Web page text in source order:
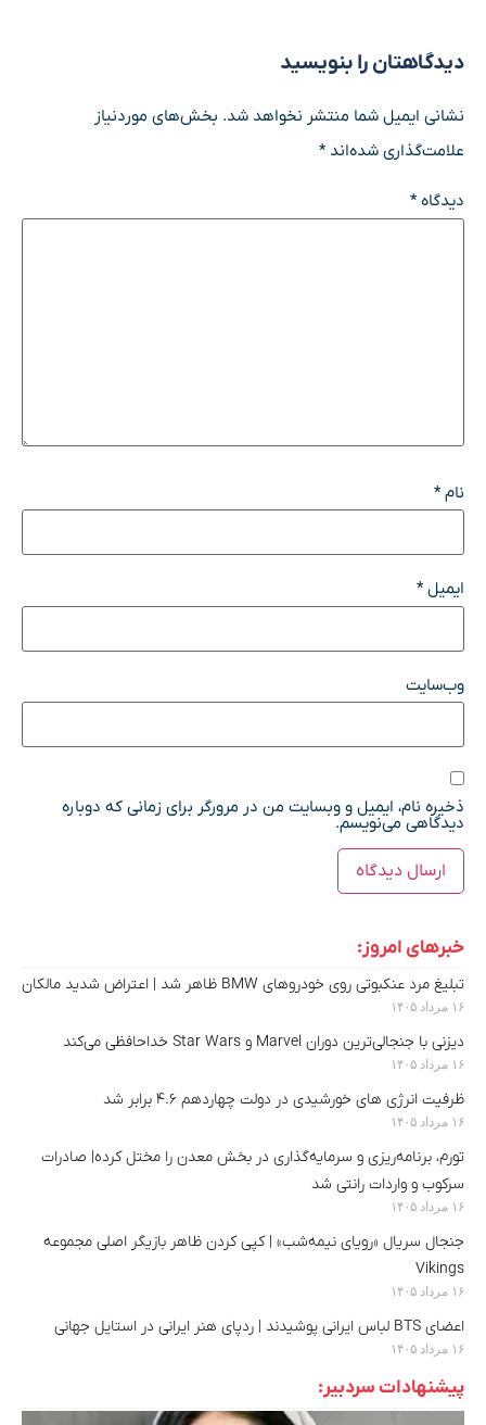
دیدگاهتان را بنویسید
نشانی ایمیل شما منتشر نخواهد شد. بخش‌های موردنیاز
علامت‌گذاری شده‌اند*
دیدگاه*
نام*
ایمیل*
وب‌سایت
ذخیره نام، ایمیل و وبسایت من در مرورگر برای زمانی که دوباره
دیدگاهی می‌نویسم.
خبرهای امروز:
تبلیغ مرد عنکبوتی روی خودروهای BMW ظاهر شد | اعتراض شدید مالکان
۱۶ مرداد ۱۴۰۵
دیزنی با جنجالی‌ترین دوران Marvel و Star Wars خداحافظی می‌کند
۱۶ مرداد ۱۴۰۵
ظرفیت انرژی های خورشیدی در دولت چهاردهم ۴.۶ برابر شد
۱۶ مرداد ۱۴۰۵
تورم، برنامه‌ریزی و سرمایه‌گذاری در بخش معدن را مختل کرده| صادرات
سرکوب و واردات رانتی شد
۱۶ مرداد ۱۴۰۵
جنجال سریال «رویای نیمه‌شب» | کپی کردن ظاهر بازیگر اصلی مجموعه
Vikings
۱۶ مرداد ۱۴۰۵
اعضای BTS لباس ایرانی پوشیدند | ردپای هنر ایرانی در استایل جهانی
۱۶ مرداد ۱۴۰۵
پیشنهادات سردبیر: